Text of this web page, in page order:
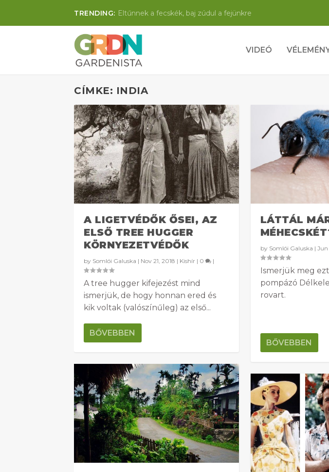
TRENDING: Eltűnnek a fecskék, baj zúdul a fejünkre
VIDEÓ
CÍMKE: INDIA
A LIGETVÉDŐK ŐSEI, AZ
ELSŐ TREE HUGGER
KÖRNYEZETVÉDŐK
by Somlói Galuska | Nov 21, 2018 | Kishír | 0 |
A tree hugger kifejezést mind
ismerjük, de hogy honnan ered és
kik voltak (valószínűleg) az első...
BŐVEBBEN
LÁTTÁL
by Somlói Galuska | Jun
Ismerjük meg
pompázó
rovart.
BŐVEBBEN